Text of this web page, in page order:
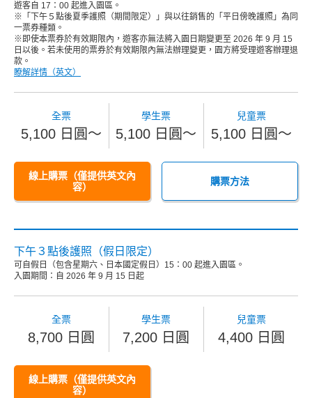
遊客自 17：00 起進入園區。
※「下午５點後夏季護照（期間限定）」與以往銷售的「平日傍晚護照」為同
一票券種類。
※即使本票券於有效期限內，遊客亦無法將入園日期變更至 2026 年 9 月 15
日以後。若未使用的票券於有效期限內無法辦理變更，園方將受理遊客辦理退
款。
瞭解詳情（英文）
全票
5,100 日圓～
學生票
5,100 日圓～
兒童票
5,100 日圓～
線上購票（僅提供英文內
容）
購票方法
下午３點後護照（假日限定）
可自假日（包含星期六、日本國定假日）15：00 起進入園區。
入園期間：自 2026 年 9 月 15 日起
全票
8,700 日圓
學生票
7,200 日圓
兒童票
4,400 日圓
線上購票（僅提供英文內
容）